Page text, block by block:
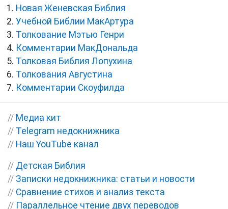
Новая Женевская Библия
Учебной Библии МакАртура
Толкование Мэтью Генри
Комментарии МакДональда
Толковая Библия Лопухина
Толкования Августина
Комментарии Скоуфилда
// Медиа кит
// Telegram недокнижника
// Наш YouTube канал
// Детская Библия
// Записки недокнижника: статьи и новости
// Сравнение стихов и анализ текста
// Параллельное чтение двух переводов